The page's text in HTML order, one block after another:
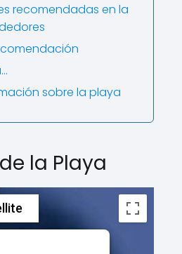
recomendadas en la
sobre la playa
la Playa